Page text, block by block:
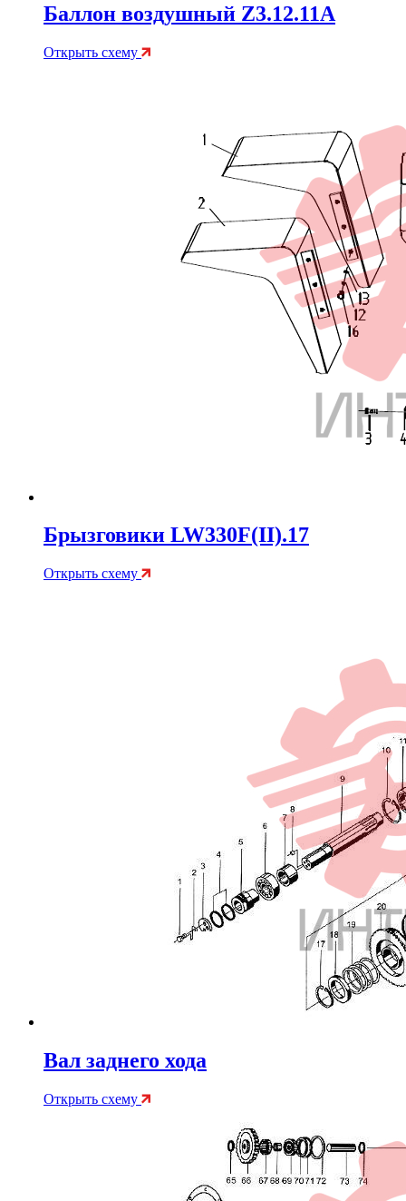
Баллон воздушный Z3.12.11A
Открыть схему
Брызговики LW330F(II).17
Открыть схему
Вал заднего хода
Открыть схему